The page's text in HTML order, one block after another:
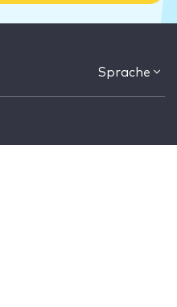
Sprache